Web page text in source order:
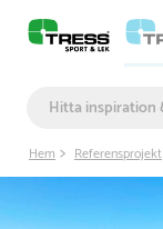
Hem Referensprojekt